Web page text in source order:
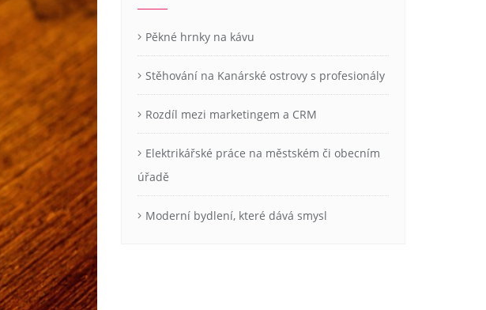
Pěkné hrnky na kávu
Stěhování na Kanárské ostrovy s profesionály
Rozdíl mezi marketingem a CRM
Elektrikářské práce na městském či obecním
úřadě
Moderní bydlení, které dává smysl